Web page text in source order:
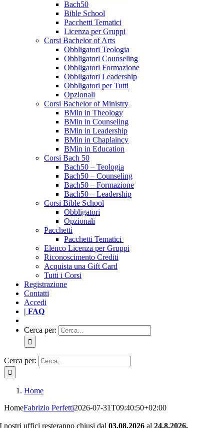
Bach50
Bible School
Pacchetti Tematici
Licenza per Gruppi
Corsi Bachelor of Arts
Obbligatori Teologia
Obbligatori Counseling
Obbligatori Formazione
Obbligatori Leadership
Obbligatori per Tutti
Opzionali
Corsi Bachelor of Ministry
BMin in Theology
BMin in Counseling
BMin in Leadership
BMin in Chaplaincy
BMin in Education
Corsi Bach 50
Bach50 – Teologia
Bach50 – Counseling
Bach50 – Formazione
Bach50 – Leadership
Corsi Bible School
Obbligatori
Opzionali
Pacchetti
Pacchetti Tematici
Elenco Licenza per Gruppi
Riconoscimento Crediti
Acquista una Gift Card
Tutti i Corsi
Registrazione
Contatti
Accedi
| FAQ
Cerca per:
Cerca per:
Home
HomeFabrizio Perfetti2026-07-31T09:40:50+02:00
I nostri uffici resteranno chiusi dal03.08.2026al24.8.2026.